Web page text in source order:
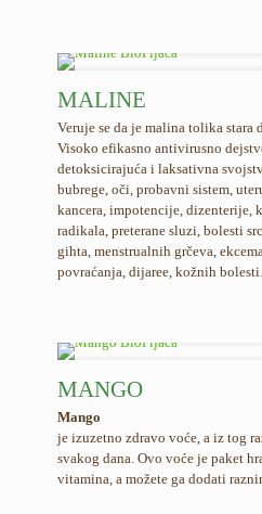
MALINE
Veruje se da je malina tolika
Visoko efikasno antivirusno
detoksicirajuća i laksativna
bubrege, oči, probavni sistem,
kancera, impotencije, dizenterije,
radikala, preterane sluzi, bolesti
gihta, menstrualnih grčeva,
povraćanja, dijaree, kožnih bolesti.
MANGO
Mango
je izuzetno zdravo voće, a iz tog
svakog dana. Ovo voće je paket
vitamina, a možete ga dodati